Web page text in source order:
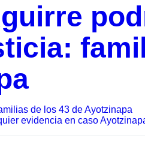
de los 43 de Ayotzinapa
evidencia en caso